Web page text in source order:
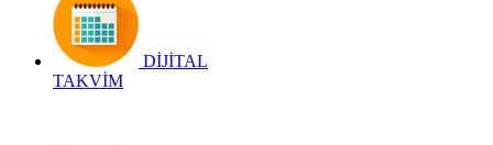
DİJİTAL
TAKVİM